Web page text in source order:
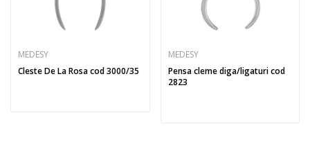
MEDESY
Cleste De La Rosa cod 3000/35
MEDESY
Pensa cleme diga/ligaturi cod
2823